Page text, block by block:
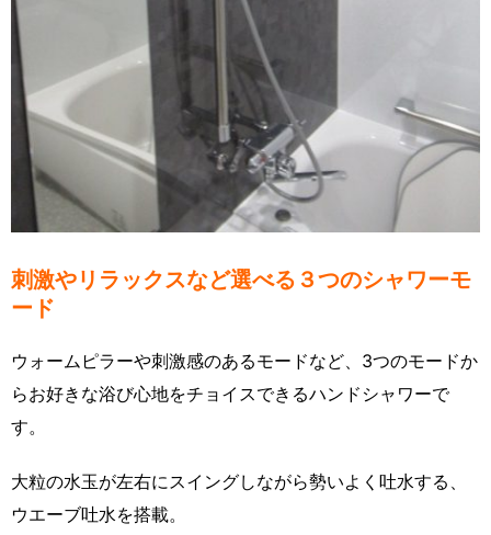
刺激やリラックスなど選べる３つのシャワーモ
ード
ウォームピラーや刺激感のあるモードなど、3つのモードか
らお好きな浴び心地をチョイスできるハンドシャワーで
す。
大粒の水玉が左右にスイングしながら勢いよく吐水する、
ウエーブ吐水を搭載。